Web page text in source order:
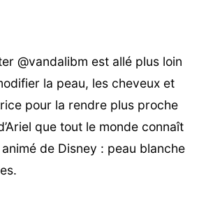
@vandalibm est allé plus loin
la peau, les cheveux et
pour la rendre plus proche
que tout le monde connaît
de Disney : peau blanche